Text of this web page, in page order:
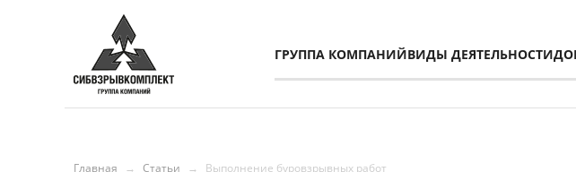
ГРУППА КОМПАНИЙВИДЫ ДЕЯТЕЛЬНОСТИ
Главная → Статьи → Выполнение буровзрывных работ